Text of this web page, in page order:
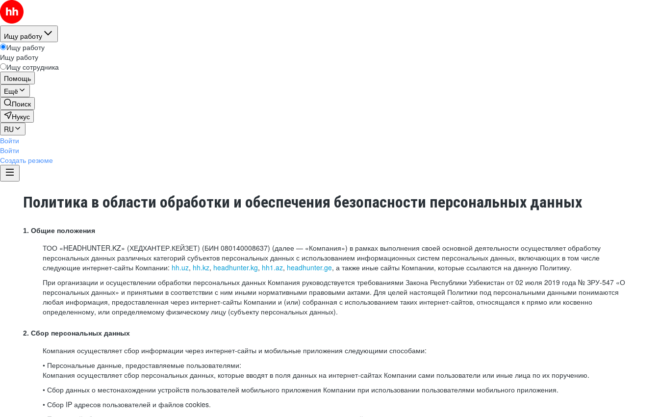
Ищу работу
Ищу работу
Ищу работу
Ищу сотрудника
Помощь
Ещё
Поиск
Нукус
RU
Войти
Войти
Создать резюме
Политика в области обработки и обеспечения безопасности персональных данных
1. Общие положения
ТОО «HEADHUNTER.KZ» (ХЕДХАНТЕР.КЕЙЗЕТ) (БИН 080140008637) (далее — «Компания») в рамках выполнения своей основной деятельности осуществляет обработку
персональных данных различных категорий субъектов персональных данных с использованием информационных систем персональных данных, включающих в том числе
следующие интернет-сайты Компании: hh.uz, hh.kz, headhunter.kg, hh1.az, headhunter.ge, а также иные сайты Компании, которые ссылаются на данную Политику.
При организации и осуществлении обработки персональных данных Компания руководствуется требованиями Закона Республики Узбекистан от 02 июля 2019 года № ЗРУ-547 «О
персональных данных» и принятыми в соответствии с ним иными нормативными правовыми актами. Для целей настоящей Политики под персональными данными понимаются
любая информация, предоставленная через интернет-сайты Компании и (или) собранная с использованием таких интернет-сайтов, относящаяся к прямо или косвенно
определенному, или определяемому физическому лицу (субъекту персональных данных).
2. Сбор персональных данных
Компания осуществляет сбор информации через интернет-сайты и мобильные приложения следующими способами:
• Персональные данные, предоставляемые пользователями:
Компания осуществляет сбор персональных данных, которые вводят в поля данных на интернет-сайтах Компании сами пользователи или иные лица по их поручению.
• Сбор данных о местонахождении устройств пользователей мобильного приложения Компании при использовании пользователями мобильного приложения.
• Сбор IP адресов пользователей и файлов cookies.